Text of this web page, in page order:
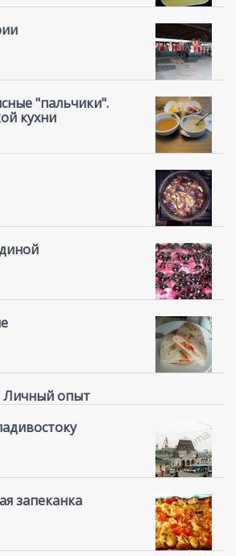
"пальчики".
кухни
Личный опыт
запеканка